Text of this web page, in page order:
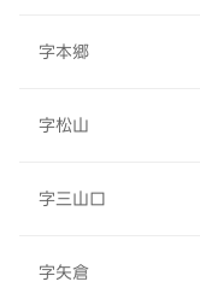
字本郷
字松山
字三山口
字矢倉